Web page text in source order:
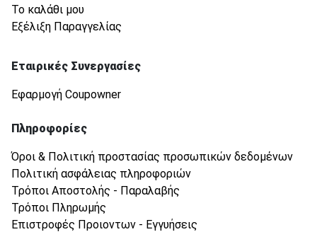
Το καλάθι μου
Εξέλιξη Παραγγελίας
Εταιρικές Συνεργασίες
Εφαρμογή Coupowner
Πληροφορίες
Όροι & Πολιτική προστασίας προσωπικών δεδομένων
Πολιτική ασφάλειας πληροφοριών
Τρόποι Αποστολής - Παραλαβής
Τρόποι Πληρωμής
Επιστροφές Προιοντων - Εγγυήσεις